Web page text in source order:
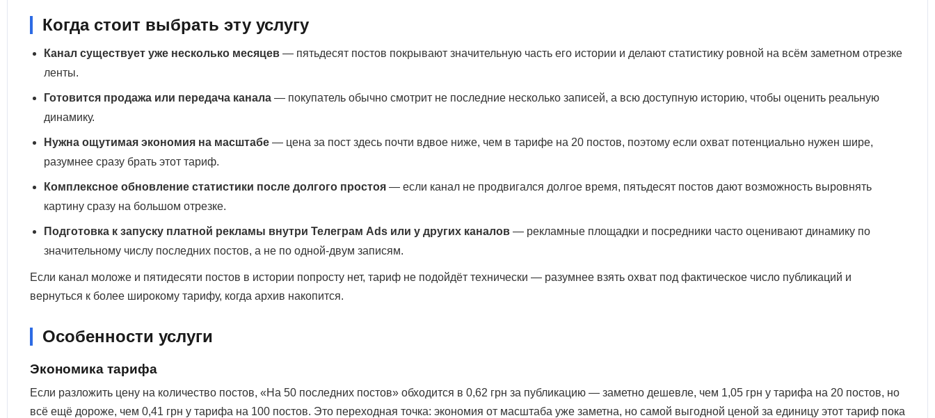
Когда стоит выбрать эту услугу
Канал существует уже несколько месяцев — пятьдесят постов покрывают значительную часть его истории и делают статистику ровной на всём заметном отрезке
ленты.
Готовится продажа или передача канала — покупатель обычно смотрит не последние несколько записей, а всю доступную историю, чтобы оценить реальную
динамику.
Нужна ощутимая экономия на масштабе — цена за пост здесь почти вдвое ниже, чем в тарифе на 20 постов, поэтому если охват потенциально нужен шире,
разумнее сразу брать этот тариф.
Комплексное обновление статистики после долгого простоя — если канал не продвигался долгое время, пятьдесят постов дают возможность выровнять
картину сразу на большом отрезке.
Подготовка к запуску платной рекламы внутри Телеграм Ads или у других каналов — рекламные площадки и посредники часто оценивают динамику по
значительному числу последних постов, а не по одной-двум записям.
Если канал моложе и пятидесяти постов в истории попросту нет, тариф не подойдёт технически — разумнее взять охват под фактическое число публикаций и
вернуться к более широкому тарифу, когда архив накопится.
Особенности услуги
Экономика тарифа
Если разложить цену на количество постов, «На 50 последних постов» обходится в 0,62 грн за публикацию — заметно дешевле, чем 1,05 грн у тарифа на 20 постов, но
всё ещё дороже, чем 0,41 грн у тарифа на 100 постов. Это переходная точка: экономия от масштаба уже заметна, но самой выгодной ценой за единицу этот тариф пока